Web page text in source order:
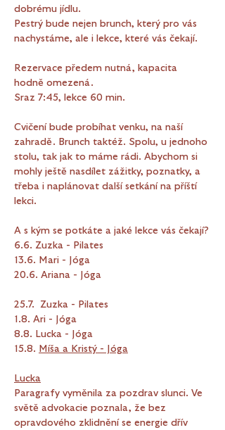
dobrému jídlu.
Pestrý bude nejen brunch, který pro vás
nachystáme, ale i lekce, které vás čekají.
Rezervace předem nutná, kapacita
hodně omezená.
Sraz 7:45, lekce 60 min.
Cvičení bude probíhat venku, na naší
zahradě. Brunch taktéž. Spolu, u jednoho
stolu, tak jak to máme rádi. Abychom si
mohly ještě nasdílet zážitky, poznatky, a
třeba i naplánovat další setkání na příští
lekci.
A s kým se potkáte a jaké lekce vás čekají?
6.6. Zuzka - Pilates
13.6. Mari - Jóga
20.6. Ariana - Jóga
25.7.  Zuzka - Pilates
1.8. Ari - Jóga
8.8. Lucka - Jóga
15.8. Míša a Kristý - Jóga
Lucka
Paragrafy vyměnila za pozdrav slunci. Ve
světě advokacie poznala, že bez
opravdového zklidnění se energie dřív